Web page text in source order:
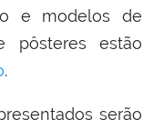
e modelos de
pôsteres estão
.
serão